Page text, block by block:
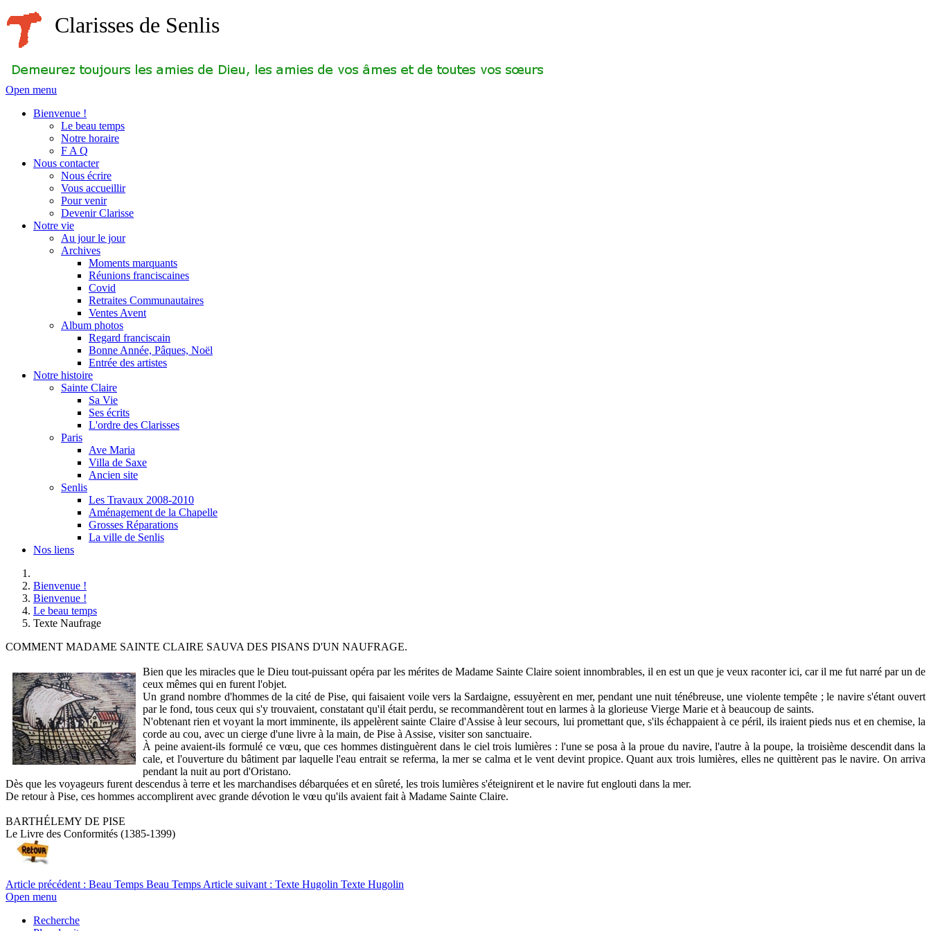
Clarisses de Senlis
Open menu
Bienvenue !
Le beau temps
Notre horaire
F A Q
Nous contacter
Nous écrire
Vous accueillir
Pour venir
Devenir Clarisse
Notre vie
Au jour le jour
Archives
Moments marquants
Réunions franciscaines
Covid
Retraites Communautaires
Ventes Avent
Album photos
Regard franciscain
Bonne Année, Pâques, Noël
Entrée des artistes
Notre histoire
Sainte Claire
Sa Vie
Ses écrits
L'ordre des Clarisses
Paris
Ave Maria
Villa de Saxe
Ancien site
Senlis
Les Travaux 2008-2010
Aménagement de la Chapelle
Grosses Réparations
La ville de Senlis
Nos liens
Bienvenue !
Bienvenue !
Le beau temps
Texte Naufrage
COMMENT MADAME SAINTE CLAIRE SAUVA DES PISANS D'UN NAUFRAGE.
Bien que les miracles que le Dieu tout-puissant opéra par les mérites de Madame Sainte Claire soient innombrables, il en est un que je veux raconter ici, car il me fut narré par un de
ceux mêmes qui en furent l'objet.
Un grand nombre d'hommes de la cité de Pise, qui faisaient voile vers la Sardaigne, essuyèrent en mer, pendant une nuit ténébreuse, une violente tempête ; le navire s'étant ouvert
par le fond, tous ceux qui s'y trouvaient, constatant qu'il était perdu, se recommandèrent tout en larmes à la glorieuse Vierge Marie et à beaucoup de saints.
N'obtenant rien et voyant la mort imminente, ils appelèrent sainte Claire d'Assise à leur secours, lui promettant que, s'ils échappaient à ce péril, ils iraient pieds nus et en chemise, la
corde au cou, avec un cierge d'une livre à la main, de Pise à Assise, visiter son sanctuaire.
À peine avaient-ils formulé ce vœu, que ces hommes distinguèrent dans le ciel trois lumières : l'une se posa à la proue du navire, l'autre à la poupe, la troisième descendit dans la
cale, et l'ouverture du bâtiment par laquelle l'eau entrait se referma, la mer se calma et le vent devint propice. Quant aux trois lumières, elles ne quittèrent pas le navire. On arriva
pendant la nuit au port d'Oristano.
Dès que les voyageurs furent descendus à terre et les marchandises débarquées et en sûreté, les trois lumières s'éteignirent et le navire fut englouti dans la mer.
De retour à Pise, ces hommes accomplirent avec grande dévotion le vœu qu'ils avaient fait à Madame Sainte Claire.
BARTHÉLEMY DE PISE
Le Livre des Conformités (1385-1399)
Article précédent : Beau Temps Beau Temps Article suivant : Texte Hugolin Texte Hugolin
Open menu
Recherche